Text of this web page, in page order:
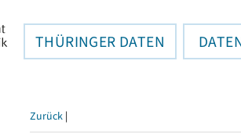
THÜRINGER DATEN
Zurück |